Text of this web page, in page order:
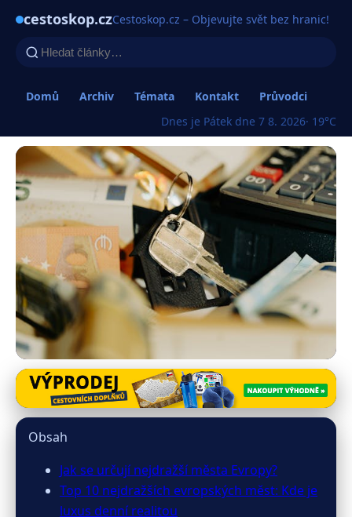
cestoskop.czCestoskop.cz – Objevujte svět bez hranic!
Domů Archiv Témata Kontakt
Průvodci
Dnes je Pátek dne 7 8. 2026· 19°C
cestoskop.cz
Výdaje ve městech Evropy: Kde
16. 5. 2026 · 9 min čtení · Autor: Anna Procházková
Obsah
Jak se určují nejdražší města Evropy?
Top 10 nejdražších evropských měst: Kde je
luxus denní realitou